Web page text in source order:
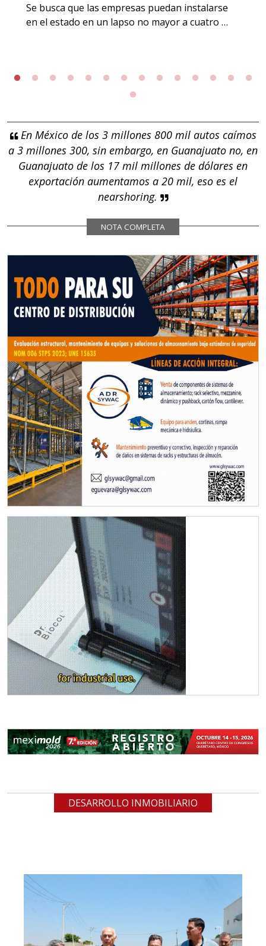
Se busca que las empresas puedan instalarse
en el estado en un lapso no mayor a cuatro …
En México de los 3 millones 800 mil autos caímos
a 3 millones 300, sin embargo, en Guanajuato no, en
Guanajuato de los 17 mil millones de dólares en
exportación aumentamos a 20 mil, eso es el
nearshoring.
NOTA COMPLETA
DESARROLLO INMOBILIARIO